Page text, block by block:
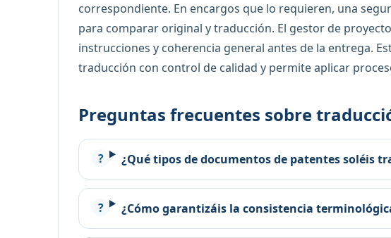
correspondiente. En encargos que lo requieren, una
para comparar original y traducción. El gestor de
instrucciones y coherencia general antes de la entrega.
traducción con control de calidad y permite aplicar
Preguntas frecuentes sobre
¿Qué tipos de documentos de patentes soléis
¿Cómo garantizáis la consistencia